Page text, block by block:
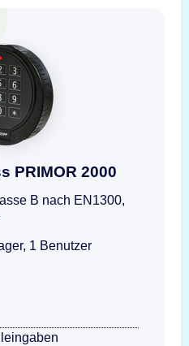
der Eingabeeinheit Wittkopp
PRIMOR 2000
B nach EN1300,
1 Benutzer